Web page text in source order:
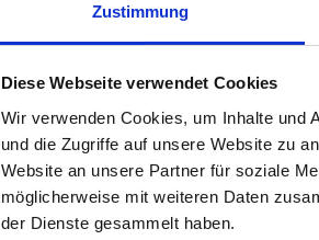
Zustimmung
Diese Webseite verwendet Cookies
Wir verwenden Cookies, um Inhalte und
und die Zugriffe auf unsere Website zu
Website an unsere Partner für soziale
möglicherweise mit weiteren Daten
der Dienste gesammelt haben.
Für eine
und Kardiologie (m/w/d) . In dieser
Rehabilitanden